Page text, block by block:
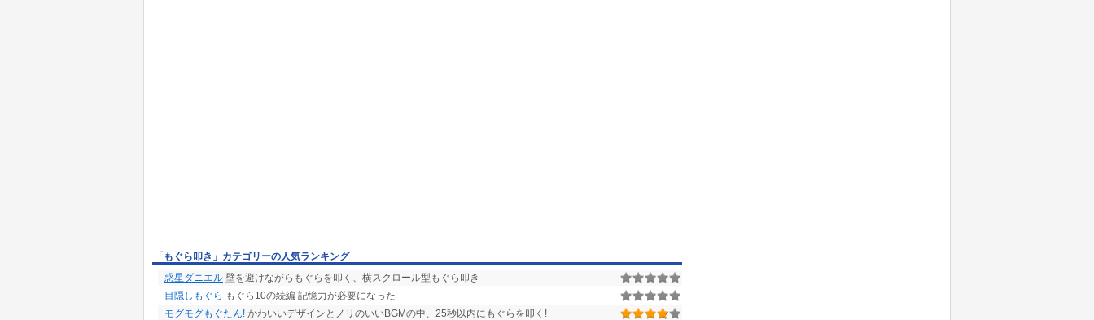
「もぐら叩き」カテゴリーの人気ランキング
惑星ダニエル 壁を避けながらもぐらを叩く、横スクロール型もぐら叩き
目隠しもぐら もぐら10の続編 記憶力が必要になった
モグモグもぐたん! かわいいデザインとノリのいいBGMの中、25秒以内にもぐらを叩く!